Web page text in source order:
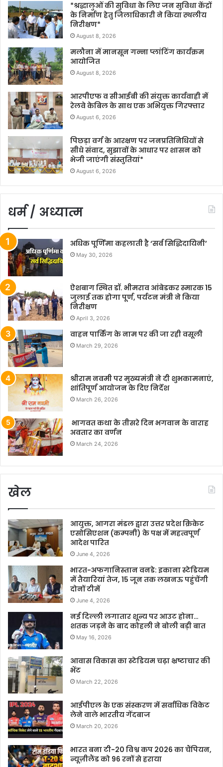
*श्रद्धालुओं की सुविधा के लिए जन सुविधा केंद्रों
के निर्माण हेतु जिलाधिकारी ने किया स्थलीय
निरीक्षण*
August 8, 2026
मलौना में मानसून गन्ना प्लांटिंग कार्यक्रम
आयोजित
August 8, 2026
आरपीएफ व सीआईबी की संयुक्त कार्यवाही में
रेलवे केबिल के साथ एक अभियुक्त गिरफ्तार
August 6, 2026
पिछड़ा वर्ग के आरक्षण पर जनप्रतिनिधियों से
सीधे संवाद, सुझावों के आधार पर शासन को
भेजी जाएंगी संस्तुतियां*
August 6, 2026
धर्म / अध्यात्म
अधिक पूर्णिमा कहलाती है ‘सर्व सिद्धिदायिनी’
May 30, 2026
ऐशबाग स्थित डॉ. भीमराव आंबेडकर स्मारक 15
जुलाई तक होगा पूर्ण, पर्यटन मंत्री ने किया
निरीक्षण
April 3, 2026
वाहन पार्किंग के नाम पर की जा रही वसूली
March 29, 2026
श्रीराम नवमी पर मुख्यमंत्री ने दी शुभकामनाएं,
शांतिपूर्ण आयोजन के दिए निर्देश
March 26, 2026
भागवत कथा के तीसरे दिन भगवान के वाराह
अवतार का वर्णन
March 24, 2026
खेल
आयुक्त, आगरा मंडल द्वारा उत्तर प्रदेश क्रिकेट
एसोसिएशन (कम्पनी) के पक्ष में महत्वपूर्ण
आदेश पारित
June 4, 2026
भारत-अफगानिस्तान वनडे: इकाना स्टेडियम
में तैयारियां तेज, 15 जून तक लखनऊ पहुंचेंगी
दोनों टीमें
June 4, 2026
नई दिल्ली लगातार शून्य पर आउट होना…
शतक जड़ने के बाद कोहली ने बोली बड़ी बात
May 16, 2026
आवास विकास का स्टेडियम चढ़ा भ्रष्टाचार की
भेंट
March 22, 2026
आईपीएल के एक संस्करण में सर्वाधिक विकेट
लेने वाले भारतीय गेंदबाज
March 20, 2026
भारत बना टी-20 विश्व कप 2026 का चैंपियन,
न्यूज़ीलैंड को 96 रनों से हराया